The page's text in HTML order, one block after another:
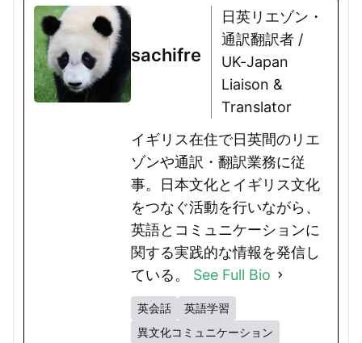
sachifre
日英リエゾン・
通訳翻訳者 /
UK-Japan
Liaison &
Translator
イギリス在住で日英間のリエ
ゾンや通訳・翻訳業務に従
事。日本文化とイギリス文化
をつなぐ活動を行いながら、
英語とコミュニケーションに
関する実践的な情報を発信し
ている。 See Full Bio
英会話
英語学習
異文化コミュニケーション